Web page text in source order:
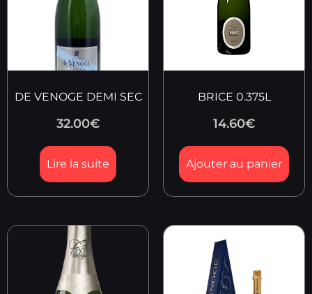
DE VENOGE DEMI SEC
32.00€
Lire la suite
BRICE 0.375L
14.60€
Ajouter au panier